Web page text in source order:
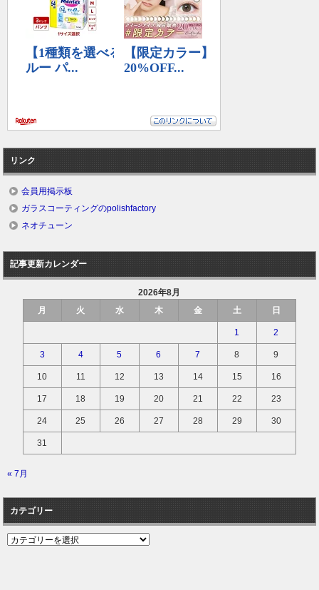
リンク
会員用掲示板
ガラスコーティングのpolishfactory
ネオチューン
記事更新カレンダー
2026年8月
月
火 水 木 金 土 日
1 2
3 4 5 6 7 8 9
10 11 12 13 14 15 16
17 18 19 20 21 22 23
24 25 26 27 28 29 30
31
« 7月
カテゴリー
カ